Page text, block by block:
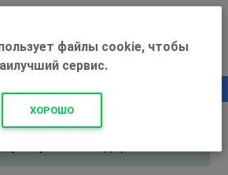
+500 ₽
августа магазин работает по
файлы cookie, чтобы
сервис.
ХОРОШО